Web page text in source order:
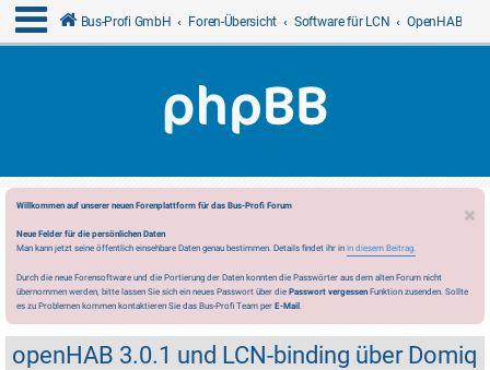
Bus-Profi GmbH Foren-Übersicht Software für LCN OpenHAB
Willkommen auf unserer neuen Forenplattform für das Bus-Profi Forum
Neue Felder für die persönlichen Daten
Man kann jetzt seine öffentlich einsehbare Daten genau bestimmen. Details findet ihr in in diesem Beitrag.
Durch die neue Forensoftware und die Portierung der Daten konnten die Passwörter aus dem alten Forum nicht
übernommen werden, bitte lassen Sie sich ein neues Passwort über die Passwort vergessen Funktion zusenden. Sollte
es zu Problemen kommen kontaktieren Sie das Bus-Profi Team per E-Mail.
openHAB 3.0.1 und LCN-binding über Domiq